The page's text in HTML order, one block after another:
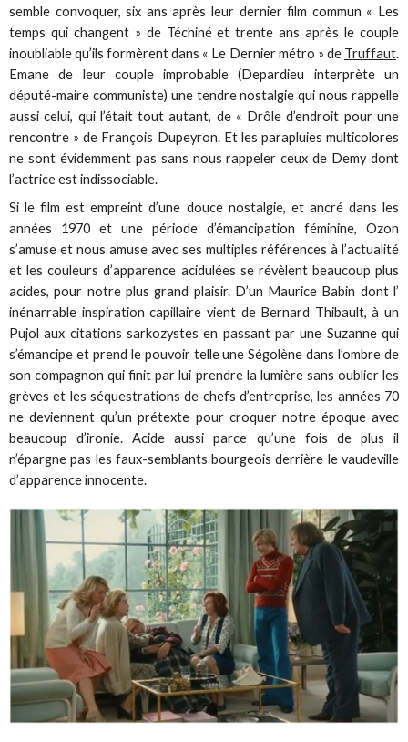
semble convoquer, six ans après leur dernier film commun « Les
temps qui changent » de Téchiné et trente ans après le couple
inoubliable qu’ils formèrent dans « Le Dernier métro » de Truffaut.
Emane de leur couple improbable (Depardieu interprète un
député-maire communiste) une tendre nostalgie qui nous rappelle
aussi celui, qui l’était tout autant, de « Drôle d’endroit pour une
rencontre » de François Dupeyron. Et les parapluies multicolores
ne sont évidemment pas sans nous rappeler ceux de Demy dont
l’actrice est indissociable.
Si le film est empreint d’une douce nostalgie, et ancré dans les
années 1970 et une période d’émancipation féminine, Ozon
s’amuse et nous amuse avec ses multiples références à l’actualité
et les couleurs d’apparence acidulées se révèlent beaucoup plus
acides, pour notre plus grand plaisir. D’un Maurice Babin dont l’
inénarrable inspiration capillaire vient de Bernard Thibault, à un
Pujol aux citations sarkozystes en passant par une Suzanne qui
s’émancipe et prend le pouvoir telle une Ségolène dans l’ombre de
son compagnon qui finit par lui prendre la lumière sans oublier les
grèves et les séquestrations de chefs d’entreprise, les années 70
ne deviennent qu’un prétexte pour croquer notre époque avec
beaucoup d’ironie. Acide aussi parce qu’une fois de plus il
n’épargne pas les faux-semblants bourgeois derrière le vaudeville
d’apparence innocente.